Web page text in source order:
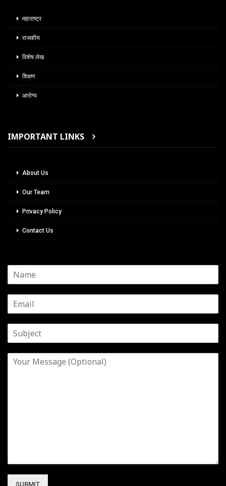
महाराष्ट्र
राजकीय
विशेष लेख
शिक्षण
आरोग्य
IMPORTANT LINKS
About Us
Our Team
Privacy Policy
Contact Us
SUBMIT